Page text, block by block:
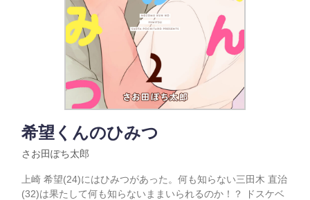
希望くんのひみつ
さお田ぽち太郎
上崎 希望(24)にはひみつがあった。何も知らない三田木 直治
(32)は果たして何も知らないままいられるのか！？ ドスケベ